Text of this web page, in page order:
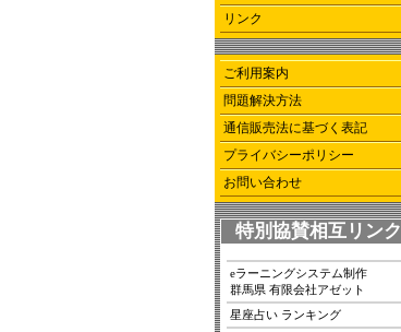
リンク
ご利用案内
問題解決方法
通信販売法に基づく表記
プライバシーポリシー
お問い合わせ
特別協賛相互リンク
eラーニングシステム制作
群馬県 有限会社アゼット
星座占い ランキング